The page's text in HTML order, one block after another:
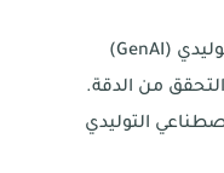
تعريف الذكاء الاصطناعي التوليدي (GenAI)
من الدقة.
التوليدي